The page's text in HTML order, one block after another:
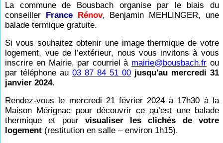
La commune de Bousbach organise par le biais du
conseiller France Rénov, Benjamin MEHLINGER, une
balade termique gratuite.
Si vous souhaitez obtenir une image thermique de votre
logement, vue de l’extérieur, nous vous invitons à vous
inscrire en Mairie, par courriel à mairie@bousbach.fr ou
par téléphone au03 87 84 51 00 jusqu'au mercredi 31
janvier 2024.
Rendez-vous le mercredi 21 février 2024 à 17h30 à la
Maison Mérignac pour découvrir ce qu’est une balade
thermique et pour visualiser les clichés de votre
logement (restitution en salle – environ 1h15).